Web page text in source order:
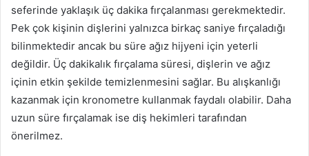
seferinde yaklaşık üç dakika fırçalanması gerekmektedir.
Pek çok kişinin dişlerini yalnızca birkaç saniye fırçaladığı
bilinmektedir ancak bu süre ağız hijyeni için yeterli
değildir. Üç dakikalık fırçalama süresi, dişlerin ve ağız
içinin etkin şekilde temizlenmesini sağlar. Bu alışkanlığı
kazanmak için kronometre kullanmak faydalı olabilir. Daha
uzun süre fırçalamak ise diş hekimleri tarafından
önerilmez.